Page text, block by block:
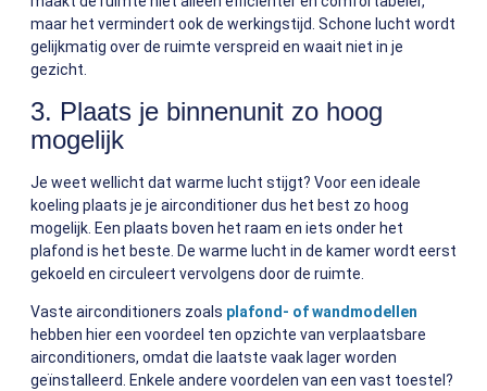
maar het vermindert ook de werkingstijd. Schone lucht wordt
gelijkmatig over de ruimte verspreid en waait niet in je
gezicht.
3. Plaats je binnenunit zo hoog
mogelijk
Je weet wellicht dat warme lucht stijgt? Voor een ideale
koeling plaats je je airconditioner dus het best zo hoog
mogelijk. Een plaats boven het raam en iets onder het
plafond is het beste. De warme lucht in de kamer wordt eerst
gekoeld en circuleert vervolgens door de ruimte.
Vaste airconditioners zoals plafond- of wandmodellen
hebben hier een voordeel ten opzichte van verplaatsbare
airconditioners, omdat die laatste vaak lager worden
geïnstalleerd. Enkele andere voordelen van een vast toestel?